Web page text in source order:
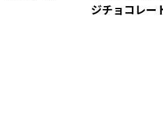
ジチョコレー